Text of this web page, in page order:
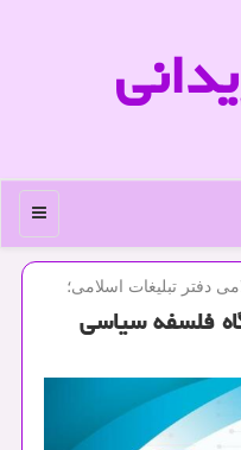
منو
دفتر تبلیغات اسلامی؛
فلسفه سیاسی